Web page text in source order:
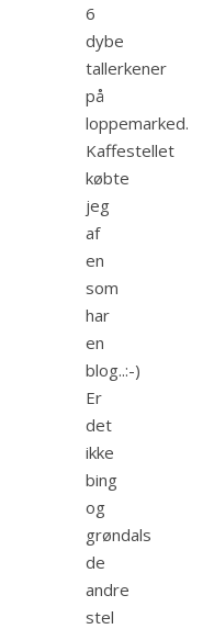
6
dybe
tallerkener
på
loppemarked.
Kaffestellet
købte
jeg
af
en
som
har
en
blog..:-)
Er
det
ikke
bing
og
grøndals
de
andre
stel